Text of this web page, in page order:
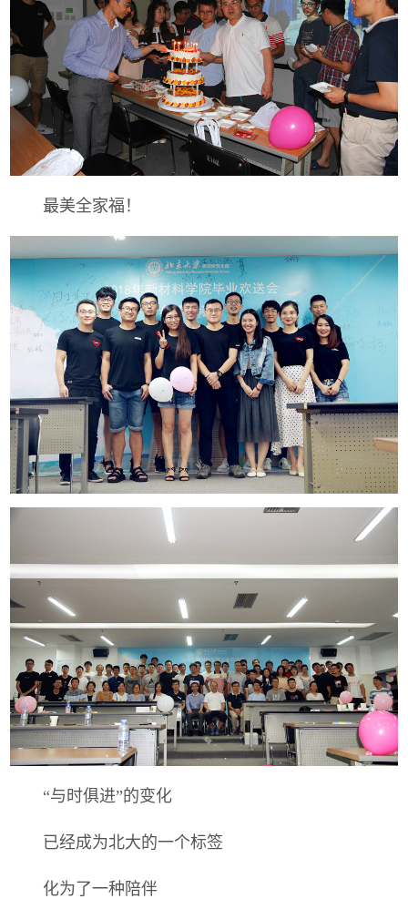
最美全家福！
“与时俱进”的变化
已经成为北大的一个标签
化为了一种陪伴